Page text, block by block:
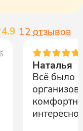
4.9 12 отзывов
Наталья
Всё было